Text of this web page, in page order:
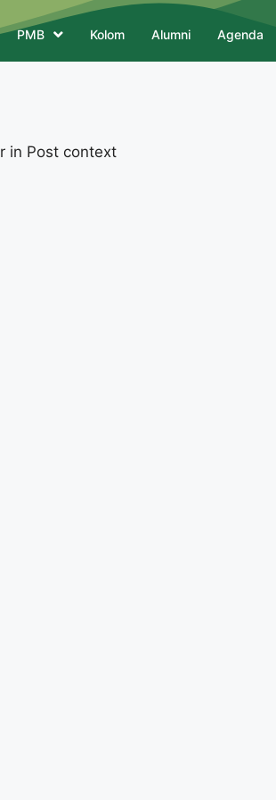
PMB Kolom Alumni Agenda
in Post context